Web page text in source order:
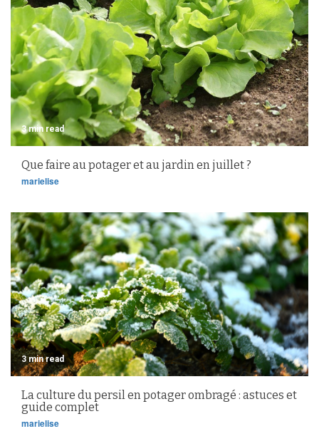
3 min read
Que faire au potager et au jardin en juillet ?
marielise
3 min read
La culture du persil en potager ombragé : astuces et
guide complet
marielise